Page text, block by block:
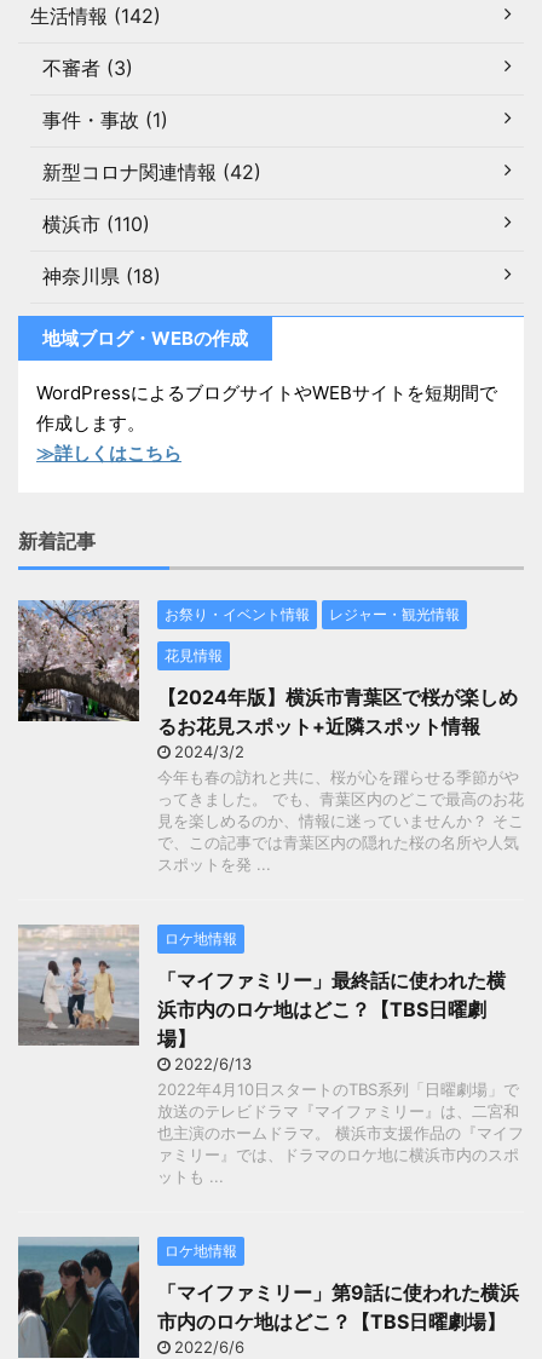
生活情報 (142)
不審者 (3)
事件・事故 (1)
新型コロナ関連情報 (42)
横浜市 (110)
神奈川県 (18)
地域ブログ・WEBの作成
WordPressによるブログサイトやWEBサイトを短期間で
作成します。
≫詳しくはこちら
新着記事
お祭り・イベント情報 レジャー・観光情報
花見情報
【2024年版】横浜市青葉区で桜が楽しめ
るお花見スポット+近隣スポット情報
2024/3/2
今年も春の訪れと共に、桜が心を躍らせる季節がや
ってきました。 でも、青葉区内のどこで最高のお花
見を楽しめるのか、情報に迷っていませんか？ そこ
で、この記事では青葉区内の隠れた桜の名所や人気
スポットを発 ...
ロケ地情報
「マイファミリー」最終話に使われた横
浜市内のロケ地はどこ？【TBS日曜劇
場】
2022/6/13
2022年4月10日スタートのTBS系列「日曜劇場」で
放送のテレビドラマ『マイファミリー』は、二宮和
也主演のホームドラマ。 横浜市支援作品の『マイフ
ァミリー』では、ドラマのロケ地に横浜市内のスポ
ットも ...
ロケ地情報
「マイファミリー」第9話に使われた横浜
市内のロケ地はどこ？【TBS日曜劇場】
2022/6/6